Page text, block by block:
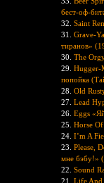
бест-оф-
32. Saint
31. Grave-
тиранов»
30. The
29. Hugger-
попойка
28. Old
27. Lead
26. Eggs
25. Horse
24. I’m A
23. Please,
мне бэбу!»
22. Sound
21. Life And